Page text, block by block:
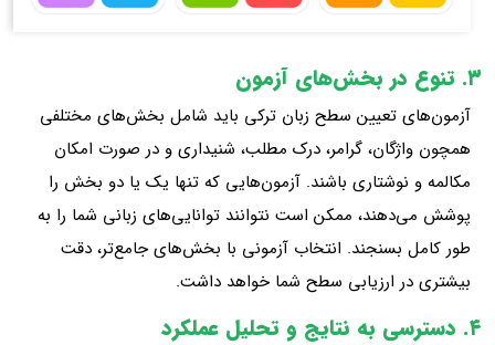
۳. تنوع در بخش‌های آزمون
آزمون‌های تعیین سطح زبان ترکی باید شامل بخش‌های مختلفی
همچون واژگان، گرامر، درک مطلب، شنیداری و در صورت امکان
مکالمه و نوشتاری باشند. آزمون‌هایی که تنها یک یا دو بخش را
پوشش می‌دهند، ممکن است نتوانند توانایی‌های زبانی شما را به
طور کامل بسنجند. انتخاب آزمونی با بخش‌های جامع‌تر، دقت
بیشتری در ارزیابی سطح شما خواهد داشت.
۴. دسترسی به نتایج و تحلیل عملکرد